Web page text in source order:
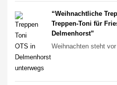
“Weihnachtliche
Treppen-Toni für
Delmenhorst”
Weihnachten steht